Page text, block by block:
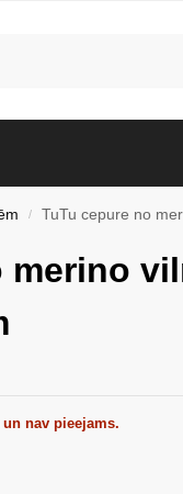
/ TuTu cepure no
merino
nav pieejams.